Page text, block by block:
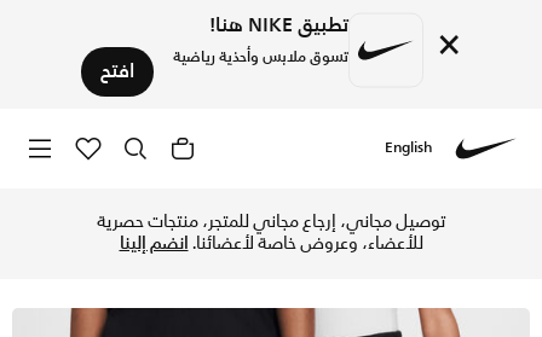
× تطبيق NIKE هنا!
تسوق ملابس وأحذية رياضية افتح
English
توصيل مجاني، إرجاع مجاني للمتجر، منتجات حصرية
للأعضاء، وعروض خاصة لأعضائنا.انضم إلينا